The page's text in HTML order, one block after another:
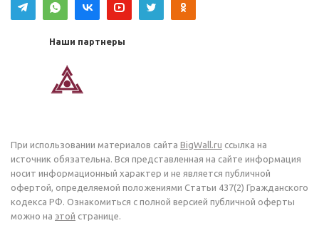
Наши партнеры
При использовании материалов сайта BigWall.ru ссылка на
источник обязательна. Вся представленная на сайте информация
носит информационный характер и не является публичной
офертой, определяемой положениями Статьи 437(2) Гражданского
кодекса РФ. Ознакомиться с полной версией публичной оферты
можно на этой странице.